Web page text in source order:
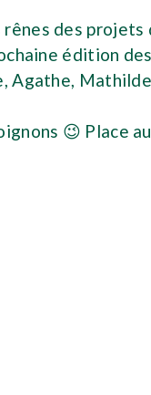
des projets
édition
😉 Place